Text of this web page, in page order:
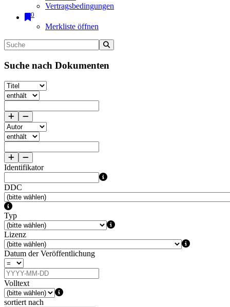
Vertragsbedingungen
0
Merkliste öffnen
Suche nach Dokumenten
Identifikator
DDC
Typ
Lizenz
Datum der Veröffentlichung
Volltext
sortiert nach